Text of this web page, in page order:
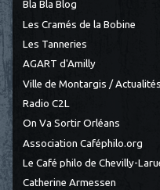
Bla Bla Blog
Les Cramés de la Bobine
Les Tanneries
AGART d'Amilly
Ville de Montargis / Actualités
Radio C2L
On Va Sortir Orléans
Association Caféphilo.org
Le Café philo de Chevilly-
Catherine Armessen